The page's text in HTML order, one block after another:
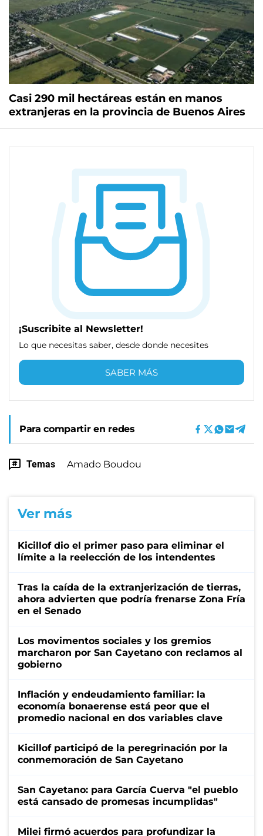
Casi 290 mil hectáreas están en manos
extranjeras en la provincia de Buenos Aires
¡Suscribite al Newsletter!
Lo que necesitas saber, desde donde necesites
SABER MÁS
Para compartir en redes
Temas Amado Boudou
Ver más
Kicillof dio el primer paso para eliminar el
límite a la reelección de los intendentes
Tras la caída de la extranjerización de tierras,
ahora advierten que podría frenarse Zona Fría
en el Senado
Los movimentos sociales y los gremios
marcharon por San Cayetano con reclamos al
gobierno
Inflación y endeudamiento familiar: la
economía bonaerense está peor que el
promedio nacional en dos variables clave
Kicillof participó de la peregrinación por la
conmemoración de San Cayetano
San Cayetano: para García Cuerva "el pueblo
está cansado de promesas incumplidas"
Milei firmó acuerdos para profundizar la